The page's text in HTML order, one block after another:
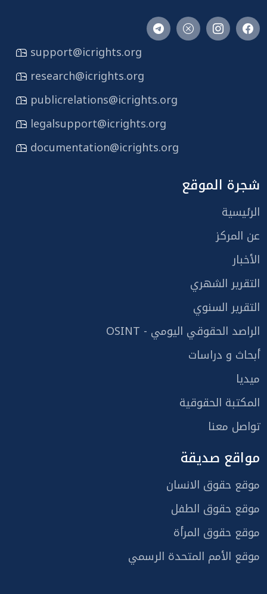
support@icrights.org
research@icrights.org
publicrelations@icrights.org
legalsupport@icrights.org
documentation@icrights.org
شجرة الموقع
الرئيسية
عن المركز
الأخبار
التقرير الشهري
التقرير السنوي
الراصد الحقوقي اليومي - OSINT
أبحاث و دراسات
ميديا
المكتبة الحقوقية
تواصل معنا
مواقع صديقة
موقع حقوق الانسان
موقع حقوق الطفل
موقع حقوق المرأة
موقع الأمم المتحدة الرسمي